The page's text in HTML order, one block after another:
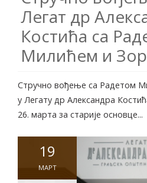
Легат др
Костића са
Милићем и
Стручно вођење са Радетом
у Легату др Александра
26. марта за старије основце...
19
МАРТ